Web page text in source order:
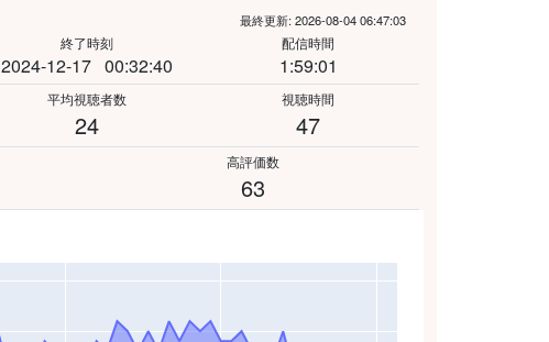
最終更新: 2026-08-04 06:47:03
終了時刻
2024-12-17 00:32:40
配信時間
1:59:01
平均視聴者数
24
視聴時間
47
高評価数
63